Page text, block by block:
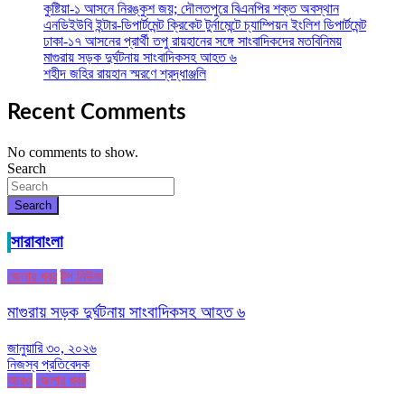
কুষ্টিয়া-১ আসনে নিরঙ্কুশ জয়; দৌলতপুরে বিএনপির শক্ত অবস্থান
এনডিইউবি ইন্টার-ডিপার্টমেন্ট ক্রিকেট টুর্নামেন্টে চ্যাম্পিয়ন ইংলিশ ডিপার্টমেন্ট
ঢাকা-১৭ আসনের প্রার্থী তপু রায়হানের সঙ্গে সাংবাদিকদের মতবিনিময়
মাগুরায় সড়ক দুর্ঘটনায় সাংবাদিকসহ আহত ৬
শহীদ জহির রায়হান স্মরণে শ্রদ্ধাঞ্জলি
Recent Comments
No comments to show.
Search
Search
সারাবাংলা
জেলার খবর টপ নিউজ
মাগুরায় সড়ক দুর্ঘটনায় সাংবাদিকসহ আহত ৬
জানুয়ারি ৩০, ২০২৬
নিজস্ব প্রতিবেদক
আরও জেলার খবর